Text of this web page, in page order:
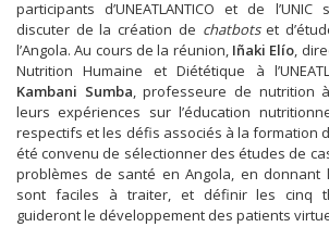
participants d’UNEATLANTICO et de
discuter de la création de chatbotset
l’Angola. Au cours de la réunion, Iñaki Elío,
Nutrition Humaine et Diététique à
Kambani Sumba, professeure de nutrition à
leurs expériences sur l’éducation
respectifs et les défis associés à la formation
été convenu de sélectionner des études de
problèmes de santé en Angola, en
sont faciles à traiter, et définir les cinq
guideront le développement des patients